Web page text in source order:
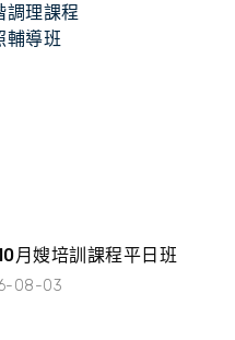
調理課程
輔導班
月嫂培訓課程平日班
08-03